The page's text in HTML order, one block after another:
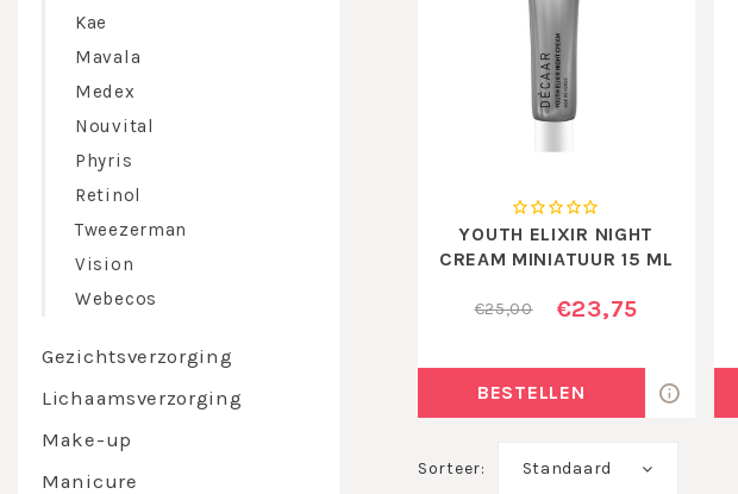
Kae
Mavala
Medex
Nouvital
Phyris
Retinol
Tweezerman
Vision
Webecos
Gezichtsverzorging
Lichaamsverzorging
Make-up
Manicure
YOUTH ELIXIR NIGHT
CREAM MINIATUUR 15 ML
€25,00 €23,75
BESTELLEN
Sorteer: Standaard